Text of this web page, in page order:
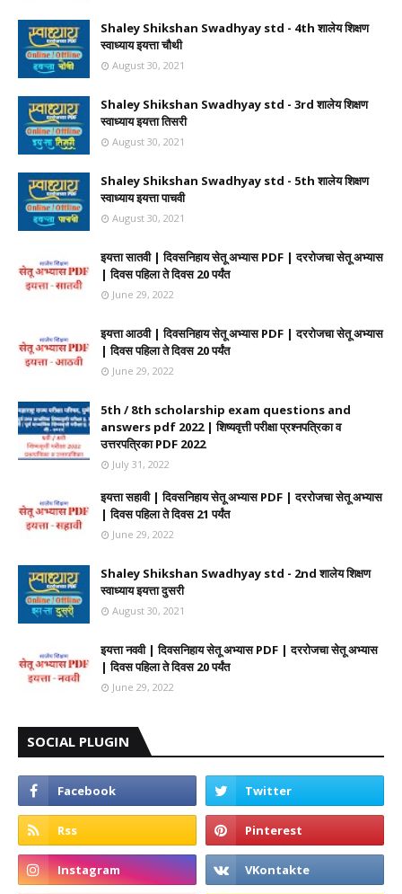
Shaley Shikshan Swadhyay std - 4th शालेय शिक्षण
स्वाध्याय इयत्ता चौथी
August 30, 2021
Shaley Shikshan Swadhyay std - 3rd शालेय शिक्षण
स्वाध्याय इयत्ता तिसरी
August 30, 2021
Shaley Shikshan Swadhyay std - 5th शालेय शिक्षण
स्वाध्याय इयत्ता पाचवी
August 30, 2021
इयत्ता सातवी | दिवसनिहाय सेतू अभ्यास PDF | दररोजचा सेतू अभ्यास
| दिवस पहिला ते दिवस 20 पर्यंत
June 29, 2022
इयत्ता आठवी | दिवसनिहाय सेतू अभ्यास PDF | दररोजचा सेतू अभ्यास
| दिवस पहिला ते दिवस 20 पर्यंत
June 29, 2022
5th / 8th scholarship exam questions and
answers pdf 2022 | शिष्यवृत्ती परीक्षा प्रश्नपत्रिका व
उत्तरपत्रिका PDF 2022
July 31, 2022
इयत्ता सहावी | दिवसनिहाय सेतू अभ्यास PDF | दररोजचा सेतू अभ्यास
| दिवस पहिला ते दिवस 21 पर्यंत
June 29, 2022
Shaley Shikshan Swadhyay std - 2nd शालेय शिक्षण
स्वाध्याय इयत्ता दुसरी
August 30, 2021
इयत्ता नववी | दिवसनिहाय सेतू अभ्यास PDF | दररोजचा सेतू अभ्यास
| दिवस पहिला ते दिवस 20 पर्यंत
June 29, 2022
SOCIAL PLUGIN